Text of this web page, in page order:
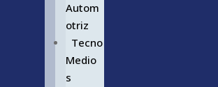
Autom
otriz
Tecno
Medio
s